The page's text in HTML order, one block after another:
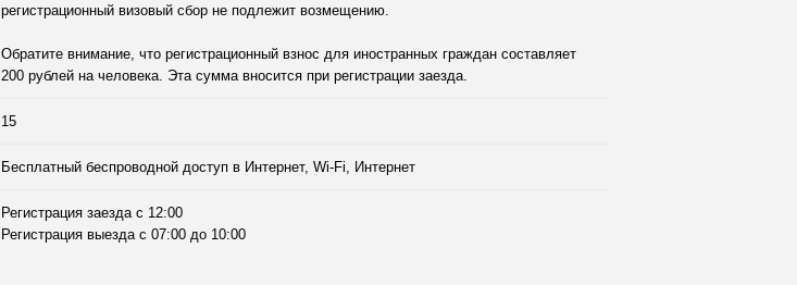
регистрационный визовый сбор не подлежит возмещению.
Обратите внимание, что регистрационный взнос для иностранных граждан составляет
200 рублей на человека. Эта сумма вносится при регистрации заезда.
15
Бесплатный беспроводной доступ в Интернет, Wi-Fi, Интернет
Регистрация заезда с 12:00
Регистрация выезда с 07:00 до 10:00